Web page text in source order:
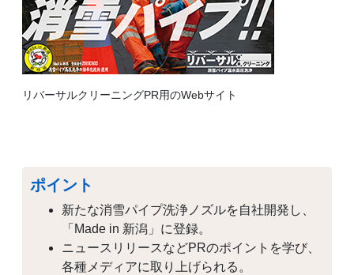
リバーサルクリーニングPR用のWebサイト
ポイント
新たな消雪パイプ洗浄ノズルを自社開発し、
「Made in 新潟」に登録。
ニュースリリースなどPRのポイントを学び、
各種メディアに取り上げられる。